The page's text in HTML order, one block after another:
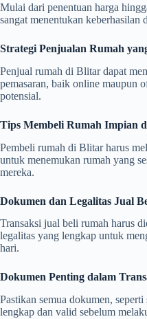
Mulai dari penentuan harga
sangat menentukan keberhasilan
Strategi Penjualan Rumah
Penjual rumah di Blitar dapat
pemasaran, baik online maupun
potensial.
Tips Membeli Rumah Impian
Pembeli rumah di Blitar harus
untuk menemukan rumah yang
mereka.
Dokumen dan Legalitas Jual
Transaksi jual beli rumah harus
legalitas yang lengkap untuk
hari.
Dokumen Penting dalam
Pastikan semua dokumen,
lengkap dan valid sebelum